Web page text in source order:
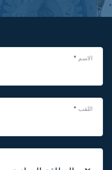
الاسم *
اللقب *